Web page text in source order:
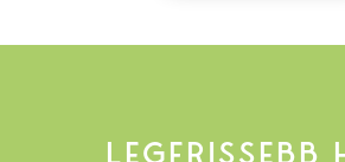
LEGFRISSEBB